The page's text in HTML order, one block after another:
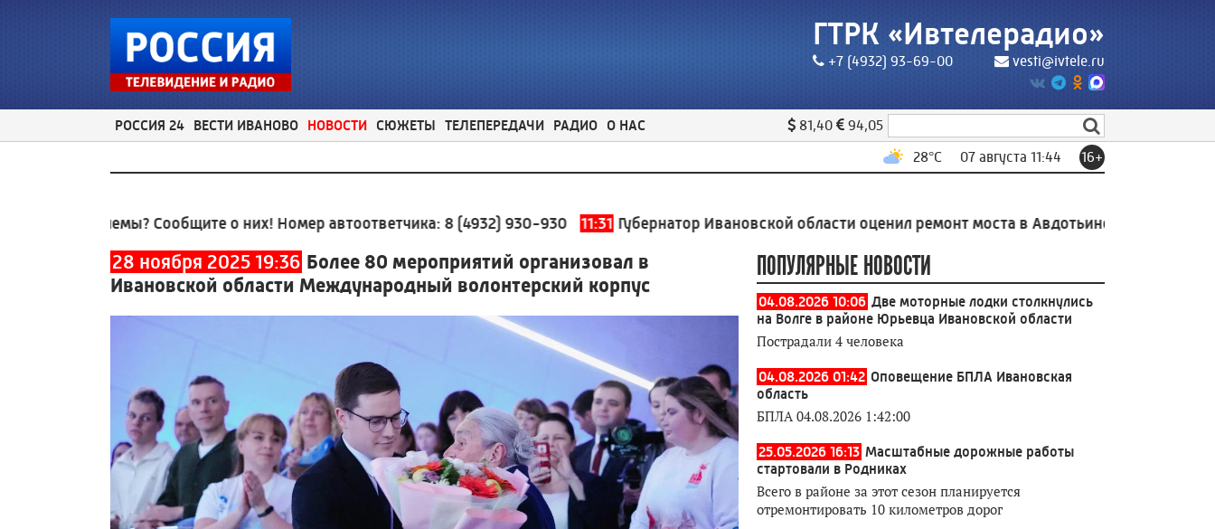
ГТРК «Ивтелерадио»
+7 (4932) 93-69-00 vesti@ivtele.ru
РОССИЯ 24 ВЕСТИ ИВАНОВО НОВОСТИ СЮЖЕТЫ ТЕЛЕПЕРЕДАЧИ РАДИО О НАС 81,40
94,05
28°C 07 августа 11:44 16+
Сообщите о них! Номер автоответчика:8 (4932) 930-930 11:31 Губернатор Ивановской области оценил ремонт моста в Авдотьино 11:20 Уголовное дело
28 ноября 2025 19:36 Более 80 мероприятий организовал в
Ивановской области Международный волонтерский корпус
ПОПУЛЯРНЫЕ НОВОСТИ
04.08.2026 10:06 Две моторные лодки столкнулись
на Волге в районе Юрьевца Ивановской области
Пострадали 4 человека
04.08.2026 01:42 Оповещение БПЛА Ивановская
область
БПЛА 04.08.2026 1:42:00
25.05.2026 16:13 Масштабные дорожные работы
стартовали в Родниках
Всего в районе за этот сезон планируется
отремонтировать 10 километров дорог